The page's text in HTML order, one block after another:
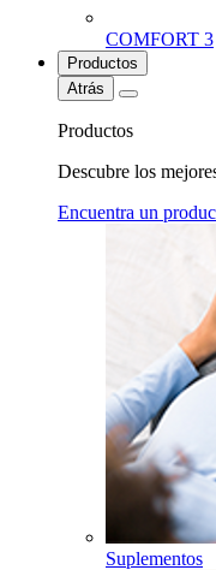
COMFORT 3
Productos
Atrás
Productos
Descubre los
Encuentra un
Suplementos